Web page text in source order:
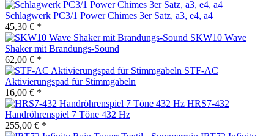
Schlagwerk PC3/1 Power Chimes 3er Satz, a3, e4, a4
45,30 € *
SKW10 Wave
Shaker mit Brandungs-Sound
62,00 € *
STF-AC
Aktivierungspad für Stimmgabeln
16,00 € *
HRS7-432
Handröhrenspiel 7 Töne 432 Hz
255,00 € *